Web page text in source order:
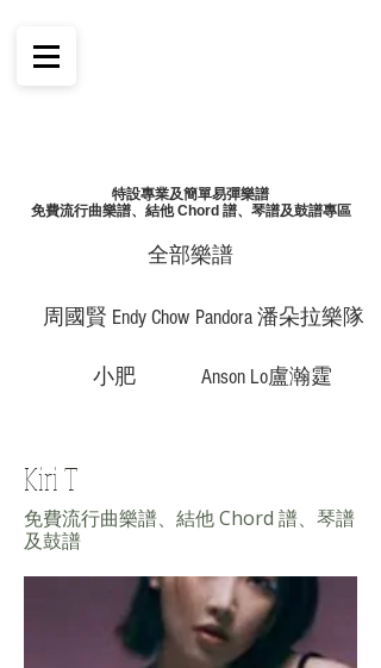
特設專業及簡單易彈樂譜
免費流行曲樂譜、結他 Chord 譜、琴譜及鼓譜專區
全部樂譜
周國賢 Endy Chow
小肥
Pandora 潘朵拉樂隊
Anson Lo盧瀚霆
Kiri T
免費流行曲樂譜、結他 Chord 譜、琴譜
及鼓譜